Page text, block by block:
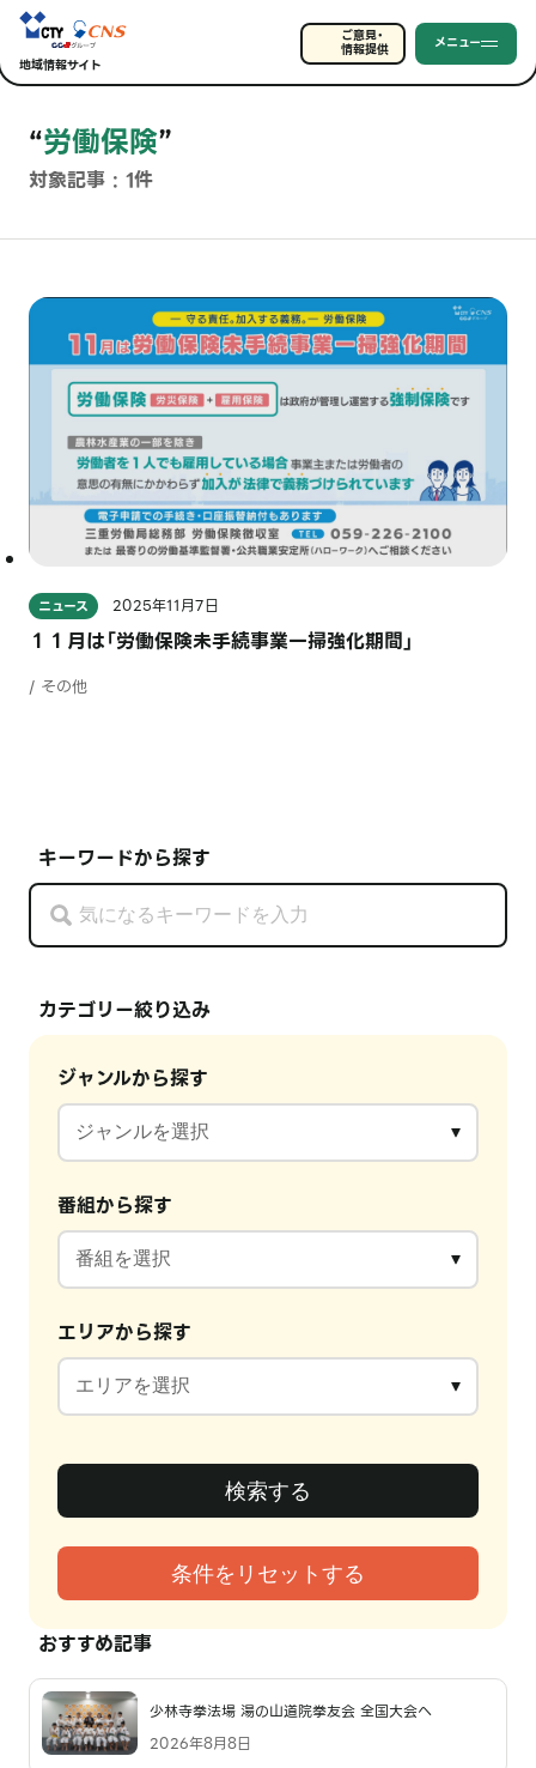
地域情報サイト
ご意見・
情報提供 メニュー
“労働保険”
対象記事 : 1件
キーワードから探す
カテゴリー絞り込み
ジャンルから探す
番組から探す
エリアから探す
おすすめ記事
少林寺拳法場 湯の山道院拳友会 全国大会へ
2026年8月8日
ニュース 2025年11月7日
１１月は「労働保険未手続事業一掃強化期間」
/ その他